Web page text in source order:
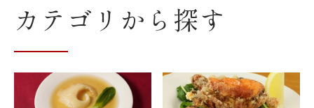
カテゴリから探す